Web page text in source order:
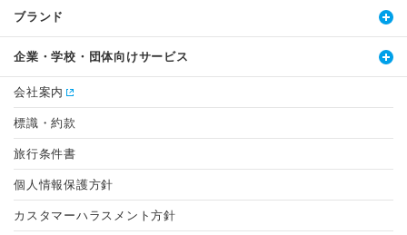
ブランド
企業・学校・団体向けサービス
会社案内
標識・約款
旅行条件書
個人情報保護方針
カスタマーハラスメント方針